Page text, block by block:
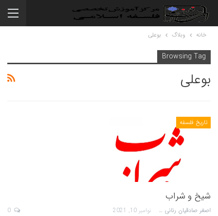
خانه وبلاگ بوعلی
Browsing Tag
بوعلی
تاریخ فلسفه
شیخ و شراب
اصغر صادقیان رنانی نوامبر 10, 2021